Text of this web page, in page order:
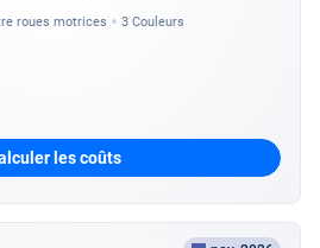
roues motrices 3 Couleurs
les coûts